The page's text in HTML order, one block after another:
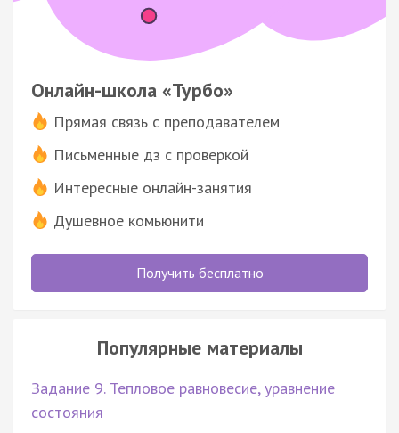
Онлайн-школа «Турбо»
Прямая связь с преподавателем
Письменные дз с проверкой
Интересные онлайн-занятия
Душевное комьюнити
Получить бесплатно
Популярные материалы
Задание 9. Тепловое равновесие, уравнение
состояния